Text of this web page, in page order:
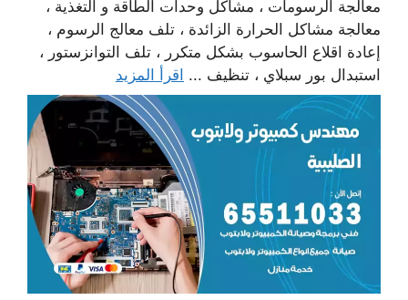
معالجة الرسومات ، مشاكل وحدات الطاقة و التغذية ،
معالجة مشاكل الحرارة الزائدة ، تلف معالج الرسوم ،
إعادة اقلاع الحاسوب بشكل متكرر ، تلف التوانزستور ،
استبدال بور سبلاي ، تنظيف ... اقرأ المزيد